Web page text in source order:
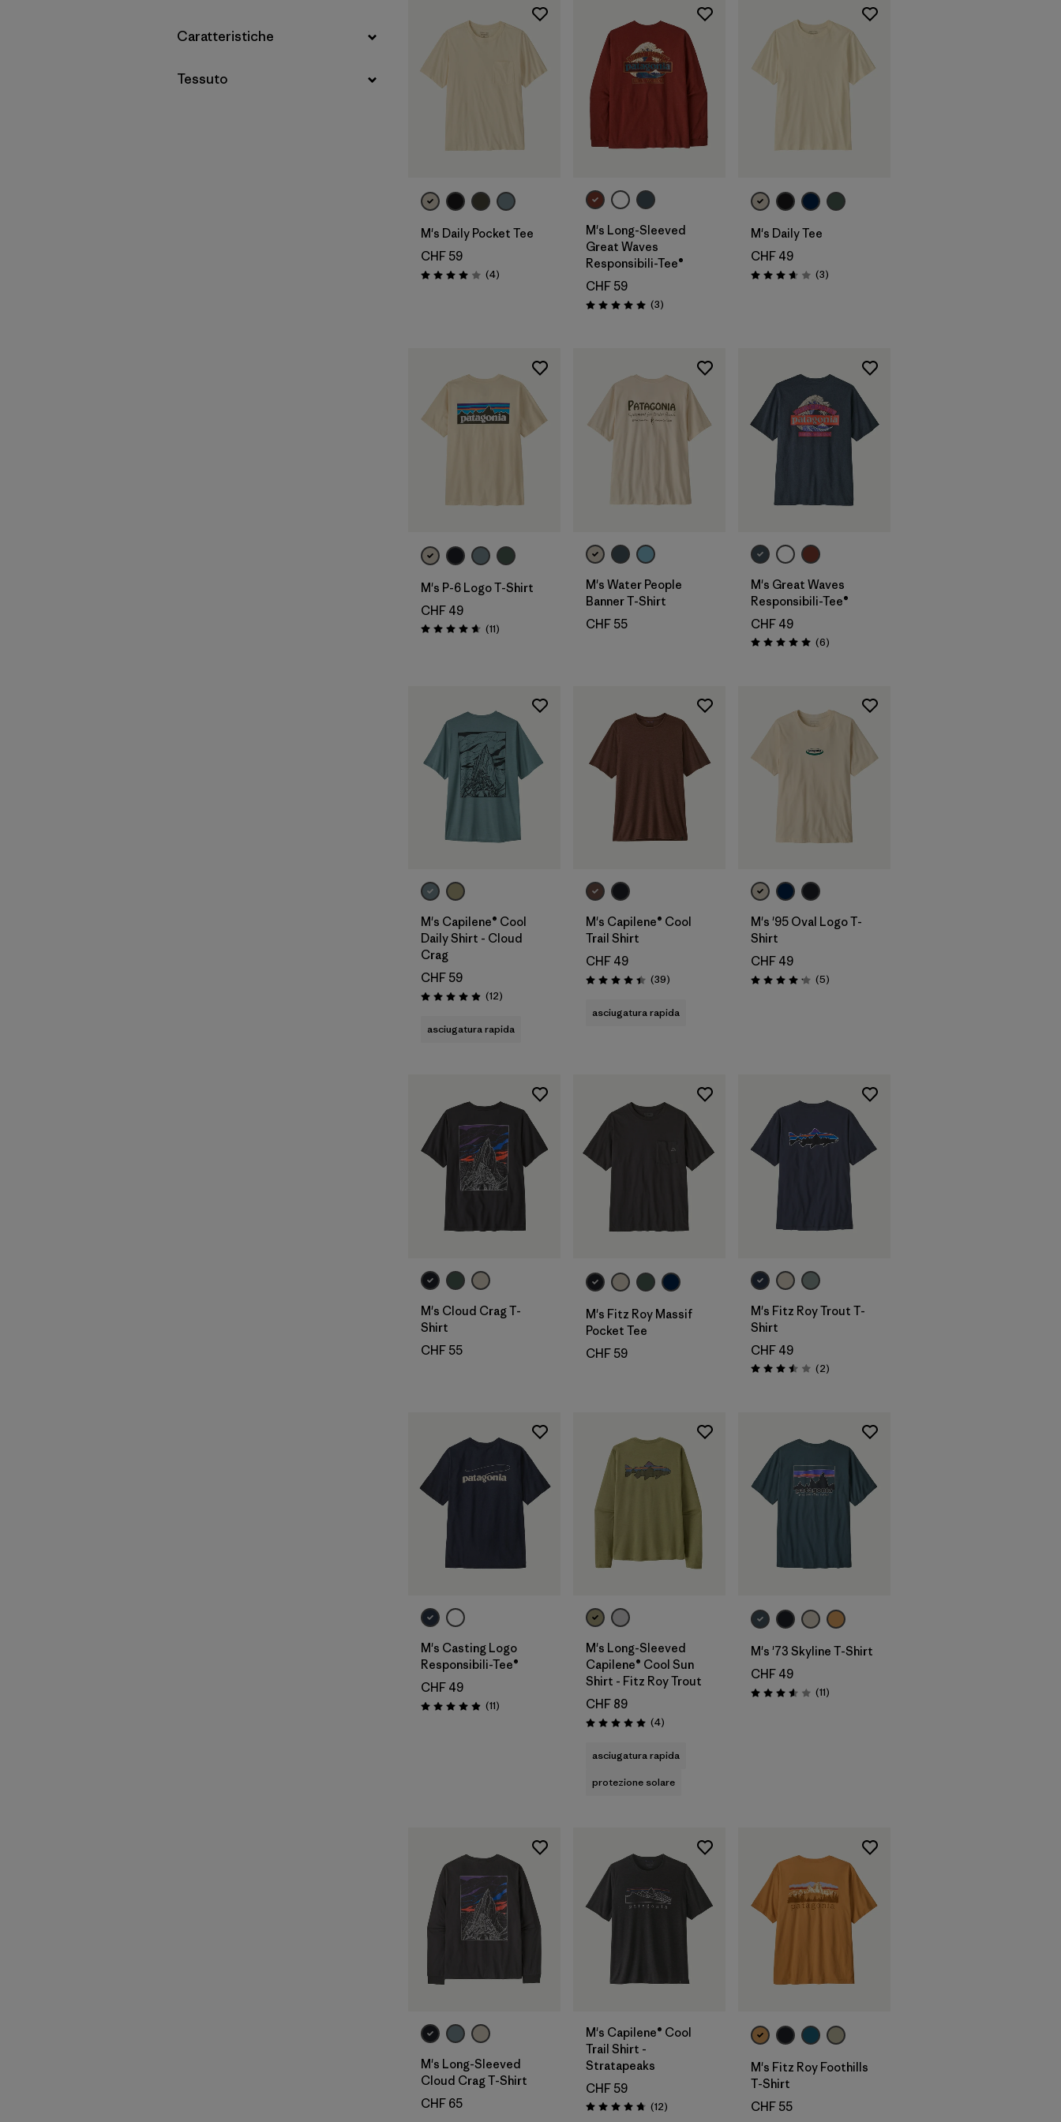
Filtra per
Caratteristiche
Filtra per
Tessuto
M's Daily Pocket Tee
CHF 59
Valutazione: 4.0 / 5
(4Recensioni
)
M's Long-Sleeved
Great Waves
Responsibili-Tee®
CHF 59
Valutazione: 5.0 / 5
(3Recensioni
)
M's Daily Tee
CHF 49
Valutazione: 3.7 / 5
(3Recensioni
)
M's P-6 Logo T-Shirt
CHF 49
Valutazione: 4.6 / 5
(11Recensioni
)
M's Water People
Banner T-Shirt
CHF 55
M's Great Waves
Responsibili-Tee®
CHF 49
Valutazione: 5.0 / 5
(6Recensioni
)
M's Capilene® Cool
Daily Shirt - Cloud
Crag
CHF 59
Valutazione: 4.9 / 5
(12Recensioni
)
asciugatura rapida
M's Capilene® Cool
Trail Shirt
CHF 49
Valutazione: 4.4 / 5
(39Recensioni
)
asciugatura rapida
M's '95 Oval Logo T-
Shirt
CHF 49
Valutazione: 4.2 / 5
(5Recensioni
)
M's Cloud Crag T-
Shirt
CHF 55
M's Fitz Roy Massif
Pocket Tee
CHF 59
M's Fitz Roy Trout T-
Shirt
CHF 49
Valutazione: 3.5 / 5
(2Recensioni
)
M's Casting Logo
Responsibili-Tee®
CHF 49
Valutazione: 4.9 / 5
(11Recensioni
)
M's Long-Sleeved
Capilene® Cool Sun
Shirt - Fitz Roy Trout
CHF 89
Valutazione: 5.0 / 5
(4Recensioni
)
asciugatura rapida
protezione solare
M's '73 Skyline T-Shirt
CHF 49
Valutazione: 3.5 / 5
(11Recensioni
)
M's Long-Sleeved
Cloud Crag T-Shirt
CHF 65
M's Capilene® Cool
Trail Shirt -
Stratapeaks
CHF 59
Valutazione: 4.8 / 5
(12Recensioni
)
M's Fitz Roy Foothills
T-Shirt
CHF 55